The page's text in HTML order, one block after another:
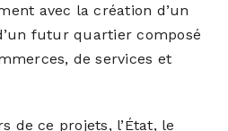
avec la création d’un
futur quartier composé
de services et
de ce projets, l’État, le